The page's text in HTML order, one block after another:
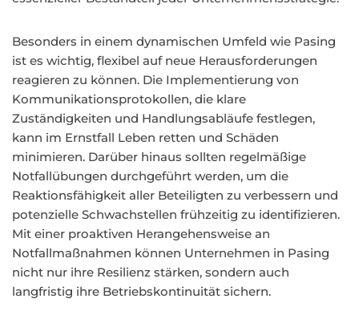
Besonders in einem dynamischen Umfeld wie Pasing
ist es wichtig, flexibel auf neue Herausforderungen
reagieren zu können. Die Implementierung von
Kommunikationsprotokollen, die klare
Zuständigkeiten und Handlungsabläufe festlegen,
kann im Ernstfall Leben retten und Schäden
minimieren. Darüber hinaus sollten regelmäßige
Notfallübungen durchgeführt werden, um die
Reaktionsfähigkeit aller Beteiligten zu verbessern und
potenzielle Schwachstellen frühzeitig zu identifizieren.
Mit einer proaktiven Herangehensweise an
Notfallmaßnahmen können Unternehmen in Pasing
nicht nur ihre Resilienz stärken, sondern auch
langfristig ihre Betriebskontinuität sichern.